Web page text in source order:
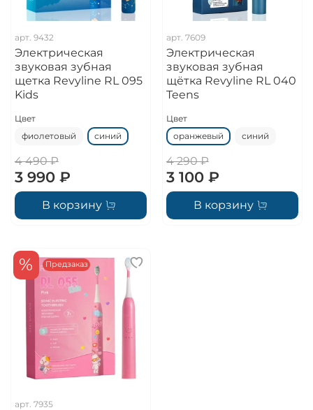
арт. 9432
Электрическая
звуковая зубная
щетка Revyline RL 095
Kids
Цвет
фиолетовый
синий
4 490 ₽
3 990 ₽
В корзину
арт. 7609
Электрическая
звуковая зубная
щётка Revyline RL 040
Teens
Цвет
оранжевый
синий
4 290 ₽
3 100 ₽
В корзину
% Предзаказ
арт. 7935